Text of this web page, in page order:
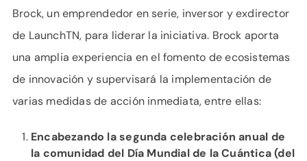
Brock, un emprendedor en serie, inversor y exdirector
de LaunchTN, para liderar la iniciativa. Brock aporta
una amplia experiencia en el fomento de ecosistemas
de innovación y supervisará la implementación de
varias medidas de acción inmediata, entre ellas:
Encabezando la segunda celebración anual de
la comunidad del Día Mundial de la Cuántica (del